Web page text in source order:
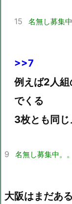
15 名無し募集中
>>7
例えば2人
でくる
3枚とも同
9 名無し募集中。。
大阪はまだあ